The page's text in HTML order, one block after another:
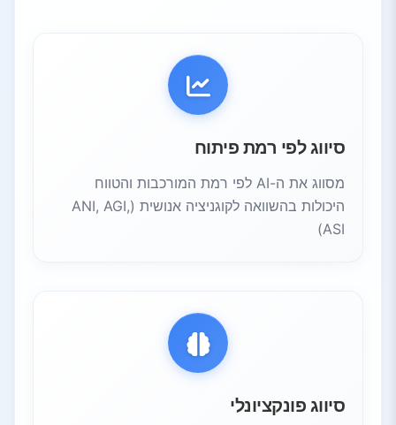
סיווג לפי רמת פיתוח
מסווג את ה-AI לפי רמת המורכבות והטווח
היכולות בהשוואה לקוגניציה אנושית (ANI, AGI,
ASI)
סיווג פונקציונלי